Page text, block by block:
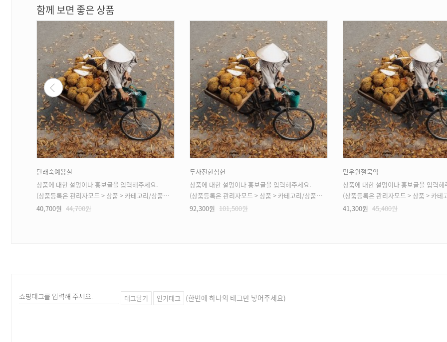
함께 보면 좋은 상품
단래숙예용실
상품에 대한 설명이나 홍보글을 입력해주세요.
(상품등록은 관리자모드 > 상품 > 카테고리/상품관리 > 상품등록 가능)
44,700원
40,700원
두사진한심헌
상품에 대한 설명이나 홍보글을 입력해주세요.
(상품등록은 관리자모드 > 상품 > 카테고리/상품관리 > 상품등록 가능)
101,500원
92,300원
민우원철묵악
상품에 대한 설명이나 홍보글을 입력해
(상품등록은 관리자모드 > 상품 > 카테고리/상품관리 >
45,400원
41,300원
태그달기 인기태그 (한번에 하나의 태그만 넣어주세요)